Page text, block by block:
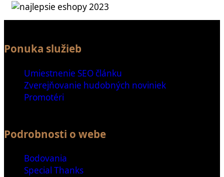
Ponuka služieb
Umiestnenie SEO článku
Zverejňovanie hudobných noviniek
Promotéri
Podrobnosti o webe
Bodovania
Special Thanks